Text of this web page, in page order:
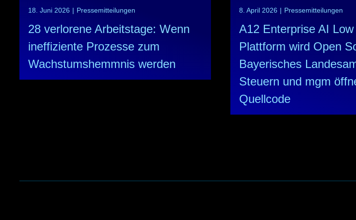
18. Juni 2026 | Pressemitteilungen
28 verlorene Arbeitstage: Wenn
ineffiziente Prozesse zum
Wachstumshemmnis werden
8. April 2026 | Pressemitteilungen
A12 Enterprise AI
Plattform wird Open
Bayerisches
Steuern und mgm
Quellcode